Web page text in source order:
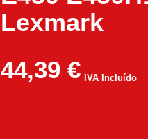
Lexmark
44,39 € IVA Incluído